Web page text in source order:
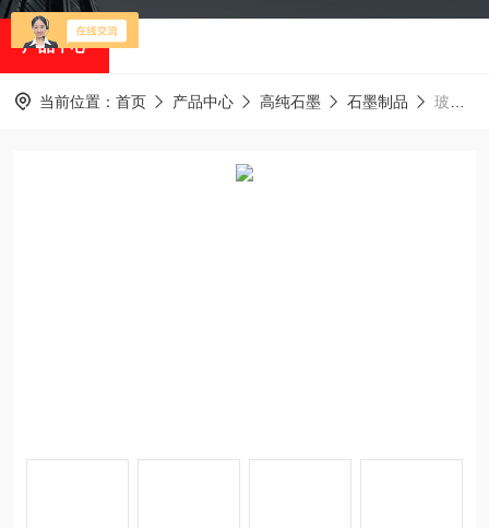
产品中心
当前位置： 首页 产品中心 高纯石墨 石墨制品 玻璃封装夹具石墨生产厂家中钢石墨SL710